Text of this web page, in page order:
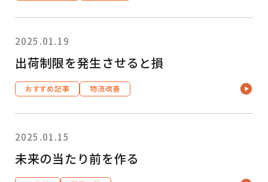
2025.01.19
出荷制限を発生させると損
おすすめ記事 物流改善
2025.01.15
未来の当たり前を作る